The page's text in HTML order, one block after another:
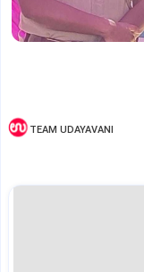
TEAM UDAYAVANI